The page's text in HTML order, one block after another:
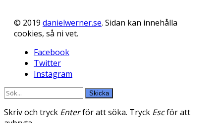
© 2019 danielwerner.se. Sidan kan innehålla
cookies, så ni vet.
Facebook
Twitter
Instagram
Skicka
Skriv och tryck Enterför att söka. Tryck Escför att